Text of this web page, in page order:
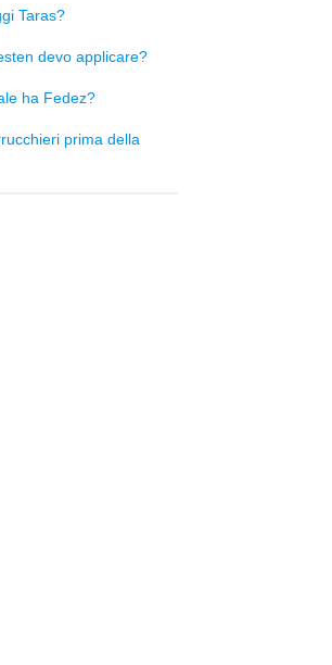
Taras?
devo applicare?
ha Fedez?
prima della